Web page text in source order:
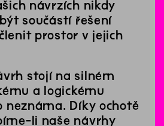
návrzích nikdy
součástí řešení
prostor v jejich
stojí na silném
a logickému
Díky ochotě
li naše návrhy